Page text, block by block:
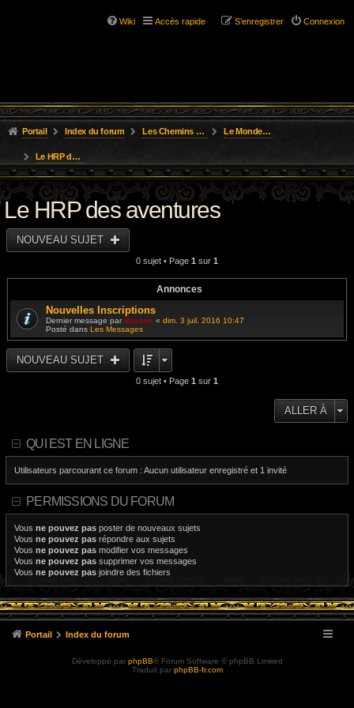
Wiki Accès rapide Connexion
S’enregistrer
Portail Index du forum Les Chemins de L'Aventure Le Monde des Royaumes Oubliés
Le HRP des aventures
Le HRP des aventures
NOUVEAU SUJET
0 sujet • Page 1 sur 1
Annonces
Nouvelles Inscriptions
Dernier message parResane « dim. 3 juil. 2016 10:47
Posté dans Les Messages
NOUVEAU SUJET
0 sujet • Page 1 sur 1
ALLER À
QUI EST EN LIGNE
Utilisateurs parcourant ce forum : Aucun utilisateur enregistré et 1 invité
PERMISSIONS DU FORUM
Vous ne pouvez pas poster de nouveaux sujets
Vous ne pouvez pas répondre aux sujets
Vous ne pouvez pas modifier vos messages
Vous ne pouvez pas supprimer vos messages
Vous ne pouvez pas joindre des fichiers
Portail Index du forum
Développé par phpBB® Forum Software © phpBB Limited
Traduit par phpBB-fr.com